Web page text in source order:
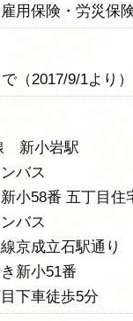
用保険・労災保
（2017/9/1より）
新小岩駅
バス
小58番 五丁目住
バス
京成立石駅通り
新小51番
下車徒歩5分​